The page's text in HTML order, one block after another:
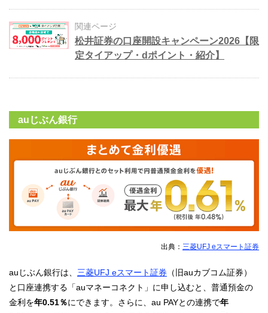
関連ページ
松井証券の口座開設キャンペーン2026【限
定タイアップ・dポイント・紹介】
auじぶん銀行
出典： 三菱UFJ eスマート証券
auじぶん銀行は、 三菱UFJ eスマート証券 （旧auカブコム証券）
と口座連携する「auマネーコネクト」に申し込むと、普通預金の
金利を年0.51％にできます。さらに、au PAYとの連携で年